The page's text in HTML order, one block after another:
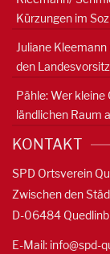
Kürzungen im
Juliane
den
Pähle: Wer kleine
ländlichen Raum
KONTAKT
SPD Ortsverein
Zwischen den
D-06484
E-Mail: info@spd-